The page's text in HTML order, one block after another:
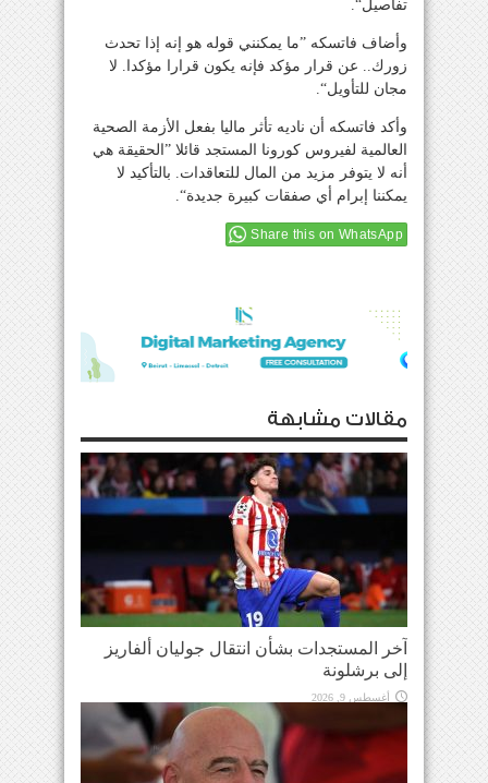
تفاصيل“.
وأضاف فاتسكه ”ما يمكنني قوله هو إنه إذا تحدث
زورك.. عن قرار مؤكد فإنه يكون قرارا مؤكدا. لا
مجان للتأويل“.
وأكد فاتسكه أن ناديه تأثر ماليا بفعل الأزمة الصحية
العالمية لفيروس كورونا المستجد قائلا ”الحقيقة هي
أنه لا يتوفر مزيد من المال للتعاقدات. بالتأكيد لا
يمكننا إبرام أي صفقات كبيرة جديدة“.
Share this on WhatsApp
مقالات مشابهة
آخر المستجدات بشأن انتقال جوليان ألفاريز
إلى برشلونة
أغسطس 9, 2026